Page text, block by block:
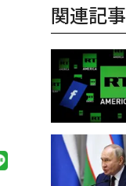
関連記事